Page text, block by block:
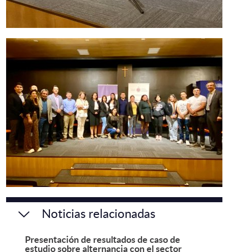
Noticias relacionadas
Presentación de resultados de caso de
estudio sobre alternancia con el sector